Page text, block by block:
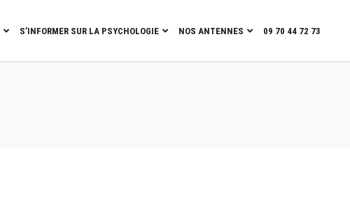
S’INFORMER SUR LA PSYCHOLOGIE NOS ANTENNES 09 70 44 72 73